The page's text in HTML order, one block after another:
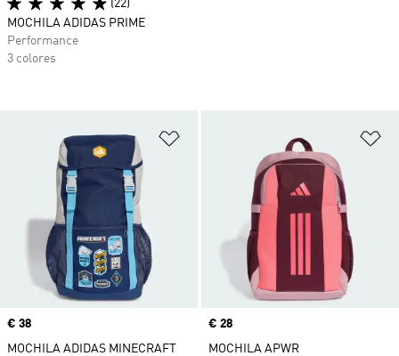
Añadir a la lista de deseos
Precio
€ 38
MOCHILA ADIDAS MINECRAFT
Precio
€ 28
MOCHILA APWR
(22)
MOCHILA ADIDAS PRIME
Performance
3 colores